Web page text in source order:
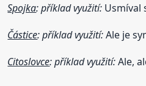
Spojka: příklad využití: Usmíval
Částice: příklad využití:Ale je
Citoslovce: příklad využití:Ale,